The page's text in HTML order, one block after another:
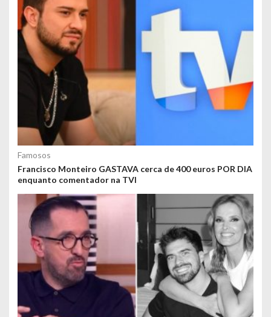
Famosos
Francisco Monteiro GASTAVA cerca de 400 euros POR DIA
enquanto comentador na TVI